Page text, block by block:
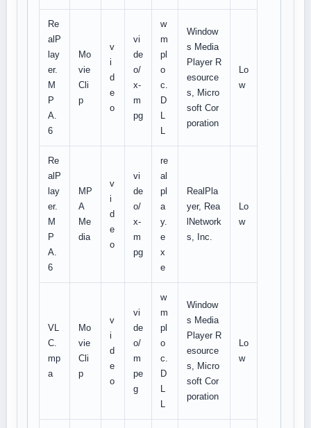
Re
alP
lay
er.
M
P
A.
6
Mo
vie
Cli
p
v
i
d
e
o
vi
de
o/
x-
m
pg
w
m
pl
o
c.
D
L
L
Window
s Media
Player R
esource
s, Micro
soft Cor
poration
Lo
w
Re
alP
lay
er.
M
P
A.
6
MP
A
Me
dia
v
i
d
e
o
vi
de
o/
x-
m
pg
re
al
pl
a
y.
e
x
e
RealPla
yer, Rea
lNetwork
s, Inc.
Lo
w
VL
C.
mp
a
Mo
vie
Cli
p
v
i
d
e
o
vi
de
o/
m
pe
g
w
m
pl
o
c.
D
L
L
Window
s Media
Player R
esource
s, Micro
soft Cor
poration
Lo
w